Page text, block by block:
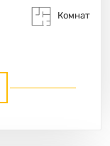
Комнат